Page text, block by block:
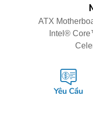
ATX
Intel®